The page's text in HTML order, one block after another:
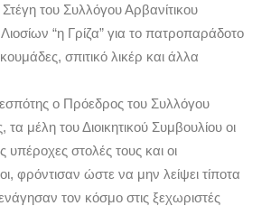
του Συλλόγου Αρβανίτικου
“η Γρίζα” για το πατροπαράδοτο
σπιτικό λικέρ και άλλα
ο Πρόεδρος του Συλλόγου
μέλη του Διοικητικού Συμβουλίου οι
υπέροχες στολές τους και οι
φρόντισαν ώστε να μην λείψει τίποτα
τον κόσμο στις ξεχωριστές